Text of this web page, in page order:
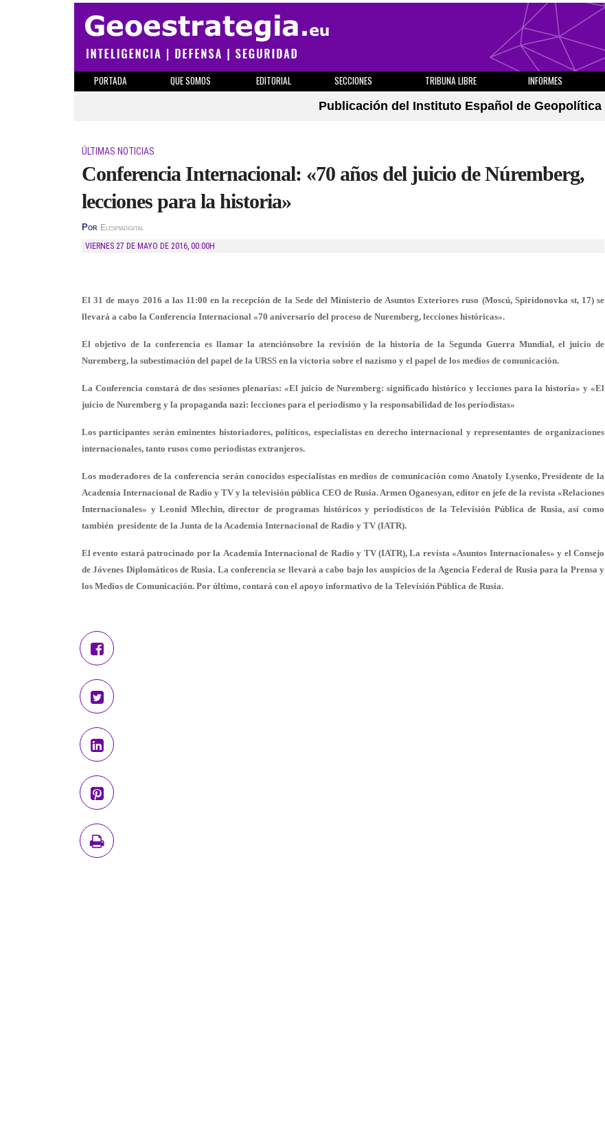
PORTADA QUE SOMOS EDITORIAL SECCIONES TRIBUNA LIBRE INFORMES
Publicación del Instituto Español de Geopolítica
ÚLTIMAS NOTICIAS
Conferencia Internacional: «70 años del juicio de Núremberg,
lecciones para la historia»
Por Elespiadigital
VIERNES 27 DE MAYO DE 2016, 00:00H
El 31 de mayo 2016 a las 11:00 en la recepción de la Sede del Ministerio de Asuntos Exteriores ruso (Moscú, Spiridonovka st, 17) se
llevará a cabo la Conferencia Internacional «70 aniversario del proceso de Nuremberg, lecciones históricas».
El objetivo de la conferencia es llamar la atenciónsobre la revisión de la historia de la Segunda Guerra Mundial, el juicio de
Nuremberg, la subestimación del papel de la URSS en la victoria sobre el nazismo y el papel de los medios de comunicación.
La Conferencia constará de dos sesiones plenarias: «El juicio de Nuremberg: significado histórico y lecciones para la historia» y «El
juicio de Nuremberg y la propaganda nazi: lecciones para el periodismo y la responsabilidad de los periodistas»
Los participantes serán eminentes historiadores, políticos, especialistas en derecho internacional y representantes de organizaciones
internacionales, tanto rusos como periodistas extranjeros.
Los moderadores de la conferencia serán conocidos especialistas en medios de comunicación como Anatoly Lysenko, Presidente de la
Academia Internacional de Radio y TV y la televisión pública CEO de Rusia. Armen Oganesyan, editor en jefe de la revista «Relaciones
Internacionales» y Leonid Mlechin, director de programas históricos y periodísticos de la Televisión Pública de Rusia, así como
también presidente de la Junta de la Academia Internacional de Radio y TV (IATR).
El evento estará patrocinado por la Academia Internacional de Radio y TV (IATR), La revista «Asuntos Internacionales» y el Consejo
de Jóvenes Diplomáticos de Rusia. La conferencia se llevará a cabo bajo los auspicios de la Agencia Federal de Rusia para la Prensa y
los Medios de Comunicación. Por último, contará con el apoyo informativo de la Televisión Pública de Rusia.